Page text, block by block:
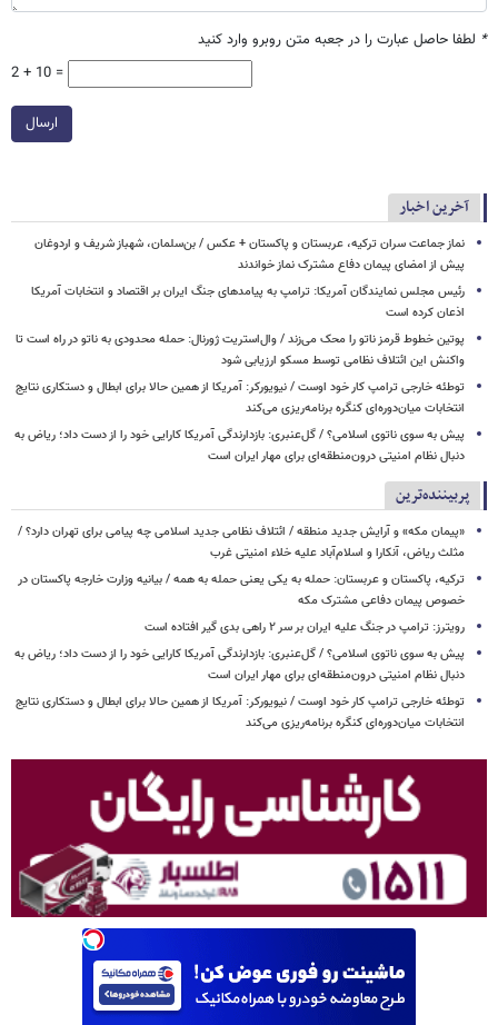
* لطفا حاصل عبارت را در جعبه متن روبرو وارد کنید
2 + 10 =
ارسال
آخرین اخبار
نماز جماعت سران ترکیه، عربستان و پاکستان + عکس / بن‌سلمان، شهباز شریف و اردوغان
پیش از امضای پیمان دفاع مشترک نماز خواندند
رئیس مجلس نمایندگان آمریکا: ترامپ به پیامدهای جنگ ایران بر اقتصاد و انتخابات آمریکا
اذعان کرده است
پوتین خطوط قرمز ناتو را محک می‌زند / وال‌استریت ژورنال: حمله محدودی به ناتو در راه است تا
واکنش این ائتلاف نظامی توسط مسکو ارزیابی شود
توطئه خارجی ترامپ کار خود اوست / نیویورکر: آمریکا از همین حالا برای ابطال و دستکاری نتایج
انتخابات میان‌دوره‌ای کنگره برنامه‌ریزی می‌کند
پیش به سوی ناتوی اسلامی؟ / گل‌عنبری: بازدارندگی آمریکا کارایی خود را از دست داد؛ ریاض به
دنبال نظام امنیتی درون‌منطقه‌ای برای مهار ایران است
پربیننده‌ترین
«پیمان مکه» و آرایش جدید منطقه / ائتلاف نظامی جدید اسلامی چه پیامی برای تهران دارد؟ /
مثلث ریاض، آنکارا و اسلام‌آباد علیه خلاء امنیتی غرب
ترکیه، پاکستان و عربستان: حمله به یکی یعنی حمله به همه / بیانیه وزارت خارجه پاکستان در
خصوص پیمان دفاعی مشترک مکه
رویترز: ترامپ در جنگ علیه ایران بر سر ۲ راهی بدی گیر افتاده است
پیش به سوی ناتوی اسلامی؟ / گل‌عنبری: بازدارندگی آمریکا کارایی خود را از دست داد؛ ریاض به
دنبال نظام امنیتی درون‌منطقه‌ای برای مهار ایران است
توطئه خارجی ترامپ کار خود اوست / نیویورکر: آمریکا از همین حالا برای ابطال و دستکاری نتایج
انتخابات میان‌دوره‌ای کنگره برنامه‌ریزی می‌کند